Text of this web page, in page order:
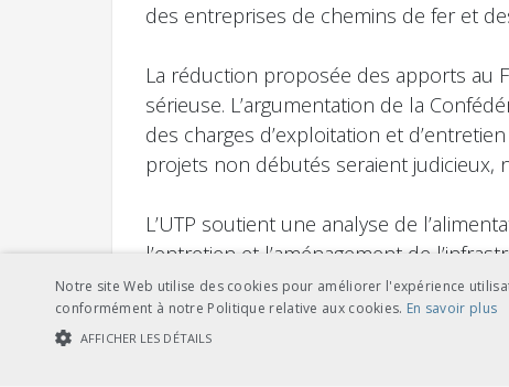
des entreprises de chemins de fer et
La réduction proposée des apports au
sérieuse. L’argumentation de la
des charges d’exploitation et
projets non débutés seraient judicieux,
L’UTP soutient une analyse de
l’entretien et l’aménagement de
limité à 2030 et d’autres facteurs,
ce que les résultats de ces travaux,
une réévaluation pourra seulement être
Notre site Web utilise des cookies pour améliorer l'expérience
conformément à notre Politique relative aux cookies. En savoir plus
AFFICHER LES DÉTAILS